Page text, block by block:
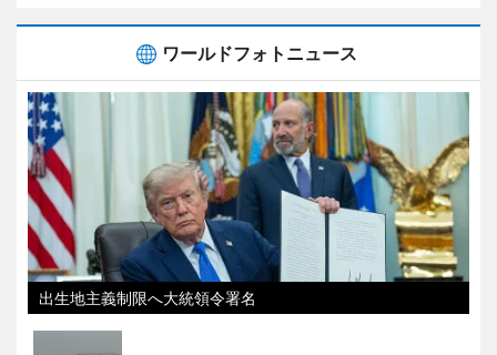
ワールドフォトニュース
出生地主義制限へ大統領令署名